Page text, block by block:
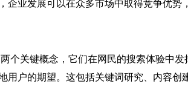
业发展可以在众多市场中取得竞争优势
个关键概念，它们在网民的搜索体验中
用户的期望。这包括关键词研究、内容